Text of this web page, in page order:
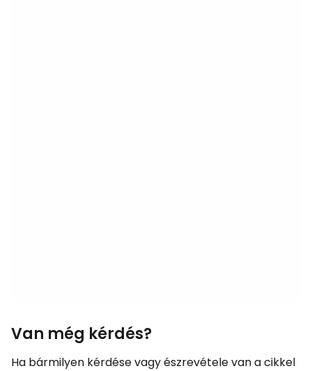
Van még kérdés?
Ha bármilyen kérdése vagy észrevétele van a cikkel